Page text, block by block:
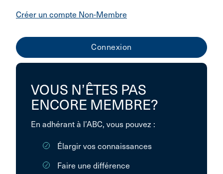
Créer un compte Non-Membre
VOUS N’ÊTES PAS
ENCORE MEMBRE?
En adhérant à l’ABC, vous pouvez :
Élargir vos connaissances
Faire une différence